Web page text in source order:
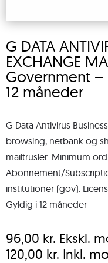
G DATA
EXCHANGE
Government –
12 måneder
G Data Antivirus
browsing, netbank og
mailtrusler. Minimum
Abonnement/
institutioner (gov).
Gyldig i 12 måneder
96,00 kr. Ekskl.
120,00 kr. Inkl.